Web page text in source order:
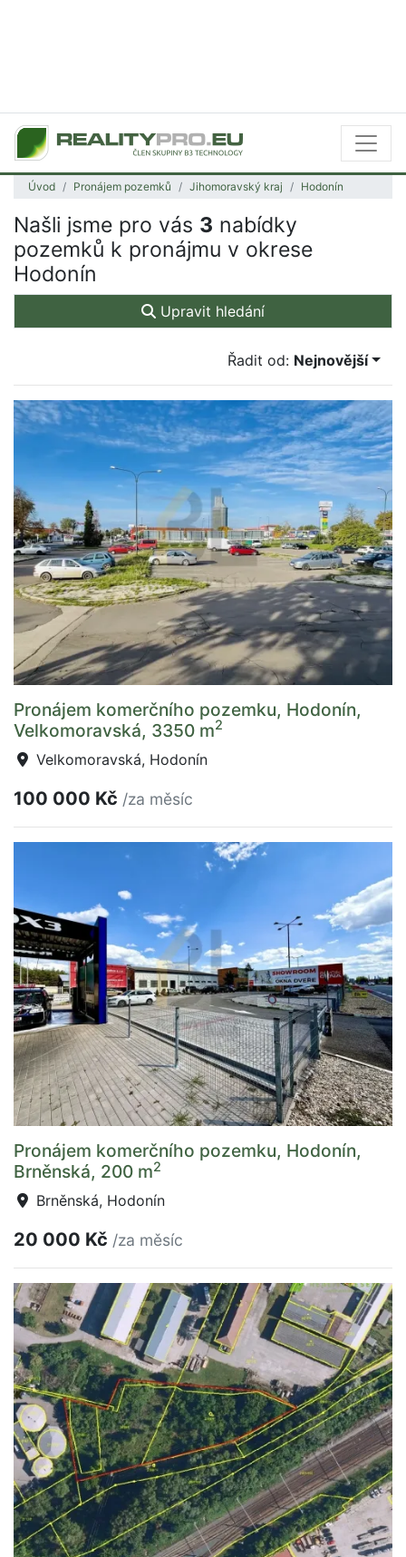
Úvod Pronájem pozemků Jihomoravský kraj Hodonín
Našli jsme pro vás 3 nabídky
pozemků k pronájmu v okrese
Hodonín
Upravit hledání
Řadit od: Nejnovější
Pronájem komerčního pozemku, Hodonín,
Velkomoravská, 3350 m2
Velkomoravská, Hodonín
100 000 Kč /za měsíc
Pronájem komerčního pozemku, Hodonín,
Brněnská, 200 m2
Brněnská, Hodonín
20 000 Kč /za měsíc